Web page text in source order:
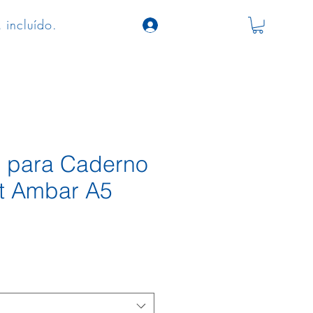
incluído.
para Caderno
Ambar A5